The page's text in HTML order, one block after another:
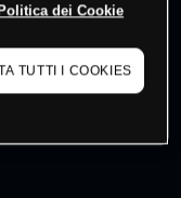
vedere gli ultimi
market data
dei Cookie
TUTTI I COOKIES